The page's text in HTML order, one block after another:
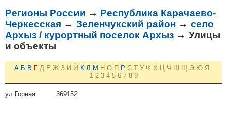
Регионы России → Республика Карачаево-
Черкесская → Зеленчукский район → село
Архыз / курортный поселок Архыз → Улицы
и объекты
А Б В Г Д Е Ж З И Й К Л М Н О П Р С Т У Ф Х Ц Ч Ш Щ Э Ю Я
1 2 3 4 5 6 7 8 9
369152
ул Горная